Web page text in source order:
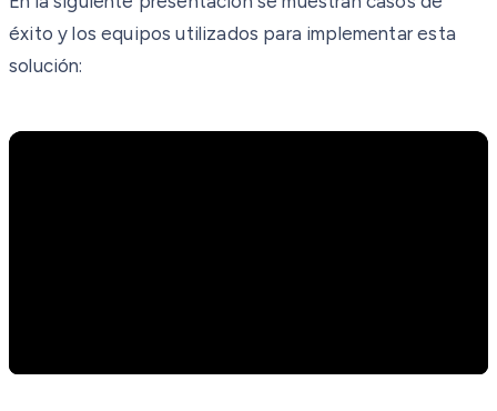
éxito y los equipos utilizados para implementar esta
solución: